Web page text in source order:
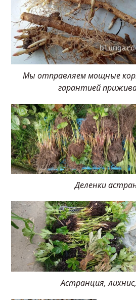
Мы отправляем мощные
гарантией
Деленки
Астранция,